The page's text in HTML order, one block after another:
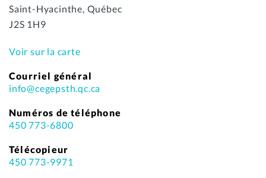
Saint-Hyacinthe, Québec
J2S 1H9
Voir sur la carte
Courriel général
info@cegepsth.qc.ca
Numéros de téléphone
450 773-6800
Télécopieur
450 773-9971